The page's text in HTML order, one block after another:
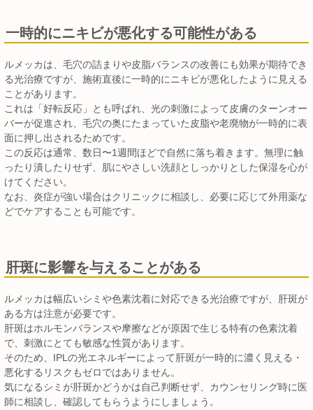
一時的にニキビが悪化する可能性がある
ルメッカは、毛穴の詰まりや皮脂バランスの改善にも効果が期待でき
る光治療ですが、施術直後に一時的にニキビが悪化したように見える
ことがあります。
これは「好転反応」とも呼ばれ、光の刺激によって皮膚のターンオー
バーが促進され、毛穴の奥にたまっていた皮脂や老廃物が一時的に表
面に押し出されるためです。
この反応は通常、数日〜1週間ほどで自然に落ち着きます。無理に触
ったり潰したりせず、肌にやさしい洗顔としっかりとした保湿を心が
けてください。
なお、炎症が強い場合はクリニックに相談し、必要に応じて外用薬な
どでケアすることも可能です。
肝斑に影響を与えることがある
ルメッカは幅広いシミや色素沈着に対応できる光治療ですが、肝斑が
ある方は注意が必要です。
肝斑はホルモンバランスや摩擦などが原因で生じる特有の色素沈着
で、刺激にとても敏感な性質があります。
そのため、IPLの光エネルギーによって肝斑が一時的に濃く見える・
悪化するリスクもゼロではありません。
気になるシミが肝斑かどうかは自己判断せず、カウンセリング時に医
師に相談し、確認してもらうようにしましょう。